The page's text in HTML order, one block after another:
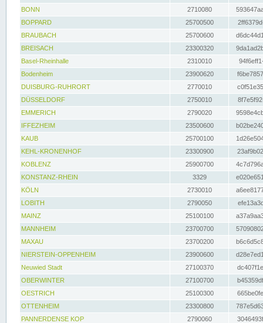
BONN
2710080
BOPPARD
25700500
BRAUBACH
25700600
BREISACH
23300320
Basel-Rheinhalle
2310010
Bodenheim
23900620
DUISBURG-RUHRORT
2770010
DÜSSELDORF
2750010
EMMERICH
2790020
IFFEZHEIM
23500600
KAUB
25700100
KEHL-KRONENHOF
23300900
KOBLENZ
25900700
KONSTANZ-RHEIN
3329
KÖLN
2730010
LOBITH
2790050
MAINZ
25100100
MANNHEIM
23700700
MAXAU
23700200
NIERSTEIN-OPPENHEIM
23900600
Neuwied Stadt
27100370
OBERWINTER
27100700
OESTRICH
25100300
OTTENHEIM
23300800
PANNERDENSE KOP
2790060